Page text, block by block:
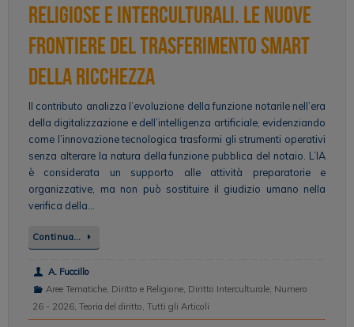
religiose e interculturali. Le nuove
frontiere del trasferimento smart
della ricchezza
Il contributo analizza l’evoluzione della funzione notarile nell’era
della digitalizzazione e dell’intelligenza artificiale, evidenziando
come l’innovazione tecnologica trasformi gli strumenti operativi
senza alterare la natura della funzione pubblica del notaio. L’IA
è considerata un supporto alle attività preparatorie e
organizzative, ma non può sostituire il giudizio umano nella
verifica della…
Continua…
A. Fuccillo
Aree Tematiche, Diritto e Religione, Diritto Interculturale, Numero
26 - 2026, Teoria del diritto, Tutti gli Articoli